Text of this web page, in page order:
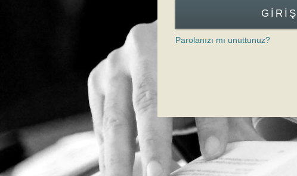
GIRIŞ
Parolanızı mı unuttunuz?